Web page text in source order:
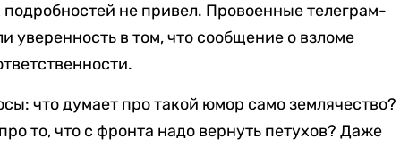
не привел. Провоенные телеграм-
уверенность в том, что сообщение о взломе
что думает про такой юмор само землячество?
то, что с фронта надо вернуть петухов? Даже